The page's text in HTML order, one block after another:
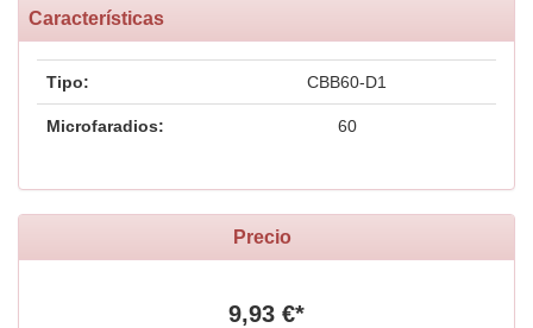
Características
Tipo: CBB60-D1
Microfaradios: 60
Precio
9,93 €*